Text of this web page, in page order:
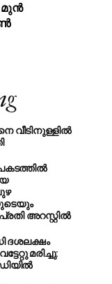
മുന്‍
വീടിനുള്ളിൽ
അറസ്റ്റില്‍
ദശലക്ഷം
മരിച്ചു: